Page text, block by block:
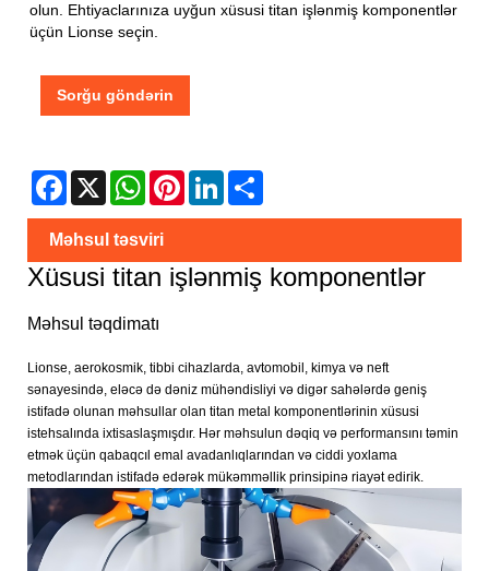
olun. Ehtiyaclarınıza uyğun xüsusi titan işlənmiş komponentlər
üçün Lionse seçin.
Sorğu göndərin
Facebook
X WhatsAppPinterestLinkedIn
Məhsul təsviri
Xüsusi titan işlənmiş komponentlər
Məhsul təqdimatı
Lionse, aerokosmik, tibbi cihazlarda, avtomobil, kimya və neft
sənayesində, eləcə də dəniz mühəndisliyi və digər sahələrdə geniş
istifadə olunan məhsullar olan titan metal komponentlərinin xüsusi
istehsalında ixtisaslaşmışdır. Hər məhsulun dəqiq və performansını təmin
etmək üçün qabaqcıl emal avadanlıqlarından və ciddi yoxlama
metodlarından istifadə edərək mükəmməllik prinsipinə riayət edirik.